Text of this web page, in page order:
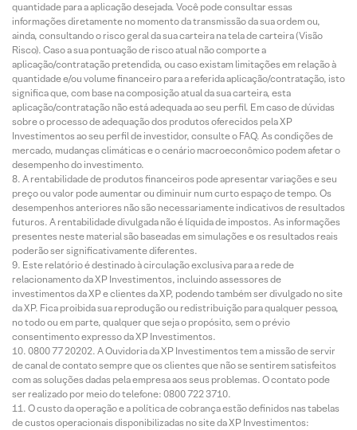
quantidade para a aplicação desejada. Você pode consultar essas
informações diretamente no momento da transmissão da sua ordem ou,
ainda, consultando o risco geral da sua carteira na tela de carteira (Visão
Risco). Caso a sua pontuação de risco atual não comporte a
aplicação/contratação pretendida, ou caso existam limitações em relação à
quantidade e/ou volume financeiro para a referida aplicação/contratação, isto
significa que, com base na composição atual da sua carteira, esta
aplicação/contratação não está adequada ao seu perfil. Em caso de dúvidas
sobre o processo de adequação dos produtos oferecidos pela XP
Investimentos ao seu perfil de investidor, consulte o FAQ. As condições de
mercado, mudanças climáticas e o cenário macroeconômico podem afetar o
desempenho do investimento.
A rentabilidade de produtos financeiros pode apresentar variações e seu
preço ou valor pode aumentar ou diminuir num curto espaço de tempo. Os
desempenhos anteriores não são necessariamente indicativos de resultados
futuros. A rentabilidade divulgada não é líquida de impostos. As informações
presentes neste material são baseadas em simulações e os resultados reais
poderão ser significativamente diferentes.
Este relatório é destinado à circulação exclusiva para a rede de
relacionamento da XP Investimentos, incluindo assessores de
investimentos da XP e clientes da XP, podendo também ser divulgado no site
da XP. Fica proibida sua reprodução ou redistribuição para qualquer pessoa,
no todo ou em parte, qualquer que seja o propósito, sem o prévio
consentimento expresso da XP Investimentos.
0800 77 20202. A Ouvidoria da XP Investimentos tem a missão de servir
de canal de contato sempre que os clientes que não se sentirem satisfeitos
com as soluções dadas pela empresa aos seus problemas. O contato pode
ser realizado por meio do telefone: 0800 722 3710.
O custo da operação e a política de cobrança estão definidos nas tabelas
de custos operacionais disponibilizadas no site da XP Investimentos: